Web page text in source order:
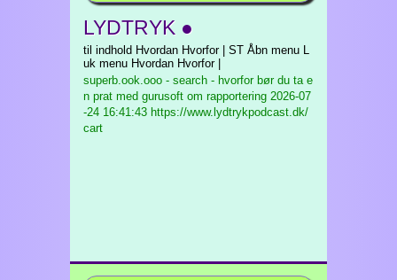
LYDTRYK ●
til indhold Hvordan Hvorfor | ST Åbn menu L
uk menu Hvordan Hvorfor |
superb.ook.ooo - search - hvorfor bør du ta e
n prat med gurusoft om rapportering 2026-07
-24 16:41:43 https://www.lydtrykpodcast.dk/
cart